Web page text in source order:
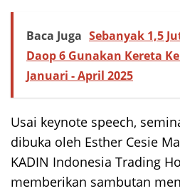
Baca Juga Sebanyak 1,5
Daop 6 Gunakan Kereta
Januari - April 2025
Usai keynote speech,
dibuka oleh Esther Cesie
KADIN Indonesia Trading
memberikan sambutan